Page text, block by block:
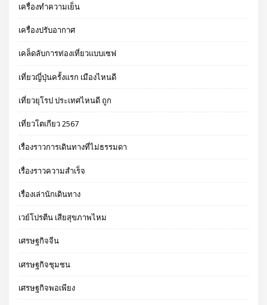
เครื่องทำความเย็น
เครื่องปรับอากาศ
เคล็ดลับการท่องเที่ยวแบบเซฟ
เที่ยวญี่ปุ่นครั้งแรก เมืองไหนดี
เที่ยวยุโรป ประเทศไหนดี ถูก
เที่ยวโตเกียว 2567
เรื่องราวการเดินทางที่ไม่ธรรมดา
เรื่องราวความสำเร็จ
เรื่องเล่านักเดินทาง
เวย์โปรตีน เสียสุขภาพไหม
เศรษฐกิจจีน
เศรษฐกิจชุมชน
เศรษฐกิจพอเพียง